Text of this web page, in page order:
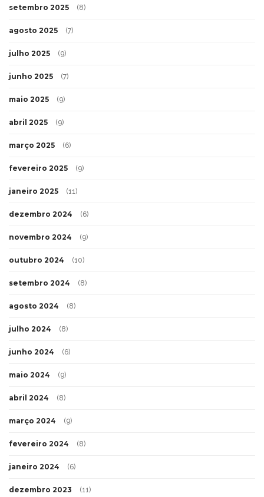
setembro 2025 (8)
agosto 2025 (7)
julho 2025 (9)
junho 2025 (7)
maio 2025 (9)
abril 2025 (9)
março 2025 (6)
fevereiro 2025 (9)
janeiro 2025 (11)
dezembro 2024 (6)
novembro 2024 (9)
outubro 2024 (10)
setembro 2024 (8)
agosto 2024 (8)
julho 2024 (8)
junho 2024 (6)
maio 2024 (9)
abril 2024 (8)
março 2024 (9)
fevereiro 2024 (8)
janeiro 2024 (6)
dezembro 2023 (11)